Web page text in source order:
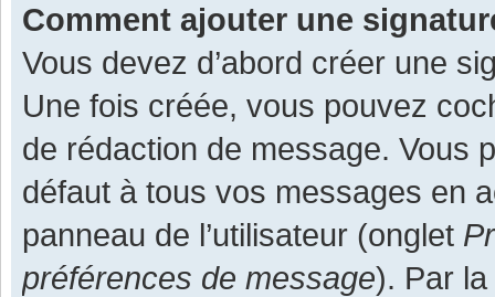
Comment ajouter une
Vous devez d’abord créer une
Une fois créée, vous pouvez
de rédaction de message. Vous
défaut à tous vos messages en
panneau de l’utilisateur (onglet
préférences de message). Par